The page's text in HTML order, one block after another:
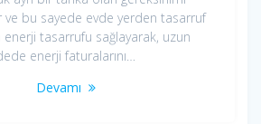
ve bu sayede evde yerden tasarruf
enerji tasarrufu sağlayarak, uzun
enerji faturalarını…
Devamı